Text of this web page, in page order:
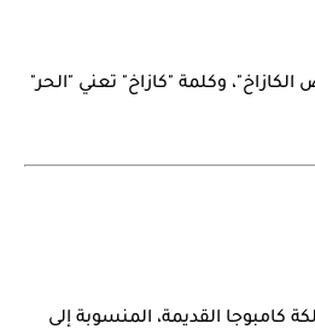
الكازاخ"، وكلمة "كازاخ" تعني "الحر"
كامبوجا القديمة، المنسوبة إلى